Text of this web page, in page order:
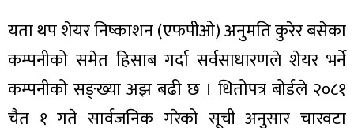
यता थप शेयर निष्काशन (एफपीओ) अनुमति कुरेर बसेका
कम्पनीको समेत हिसाब गर्दा सर्वसाधारणले शेयर भर्ने
कम्पनीको सङ्ख्या अझ बढी छ । धितोपत्र बोर्डले २०८१
चैत १ गते सार्वजनिक गरेको सूची अनुसार चारवटा